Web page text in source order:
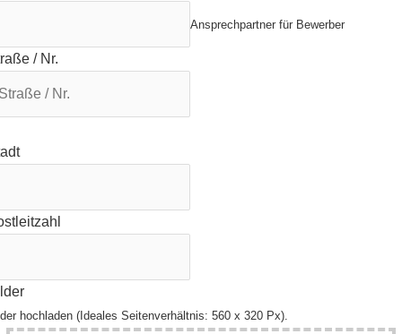
Ansprechpartner für Bewerber
/ Nr.
hochladen (Ideales Seitenverhältnis: 560 x 320 Px).